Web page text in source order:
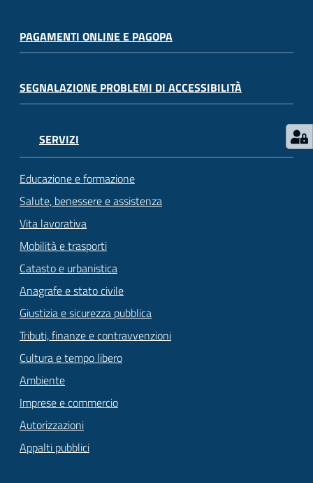
PAGAMENTI ONLINE E PAGOPA
SEGNALAZIONE PROBLEMI DI ACCESSIBILITÀ
SERVIZI
Educazione e formazione
Salute, benessere e assistenza
Vita lavorativa
Mobilità e trasporti
Catasto e urbanistica
Anagrafe e stato civile
Giustizia e sicurezza pubblica
Tributi, finanze e contravvenzioni
Cultura e tempo libero
Ambiente
Imprese e commercio
Autorizzazioni
Appalti pubblici